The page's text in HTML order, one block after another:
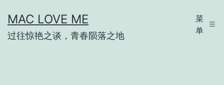
至
内
MAC LOVE ME
过往惊艳之谈，青春陨落之地
菜
单